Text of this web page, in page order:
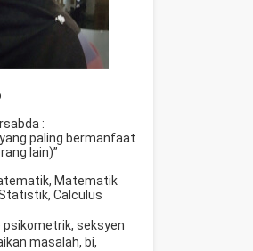
:
paling bermanfaat
lain)”
Matematik
Calculus
psikometrik, seksyen
masalah, bi,